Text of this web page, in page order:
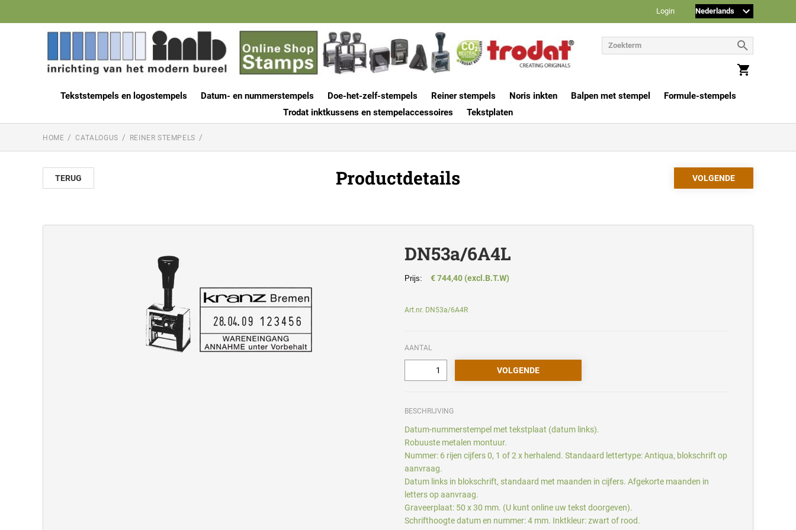
Login
Tekststempels en logostempels Datum- en nummerstempels Doe-het-zelf-stempels Reiner stempels Noris inkten Balpen met stempel
Formule-stempels
Trodat inktkussens en stempelaccessoires
Tekstplaten
HOME CATALOGUS REINER STEMPELS
TERUG Productdetails
DN53a/6A4L
Prijs: € 744,40 (excl.B.T.W)
Art.nr. DN53a/6A4R
AANTAL
BESCHRIJVING
Datum-nummerstempel met tekstplaat (datum links).
Robuuste metalen montuur.
Nummer: 6 rijen cijfers 0, 1 of 2 x herhalend. Standaard lettertype: Antiqua, blokschrift op
aanvraag.
Datum links in blokschrift, standaard met maanden in cijfers. Afgekorte maanden in
letters op aanvraag.
Graveerplaat: 50 x 30 mm. (U kunt online uw tekst doorgeven).
Schrifthoogte datum en nummer: 4 mm. Inktkleur: zwart of rood.